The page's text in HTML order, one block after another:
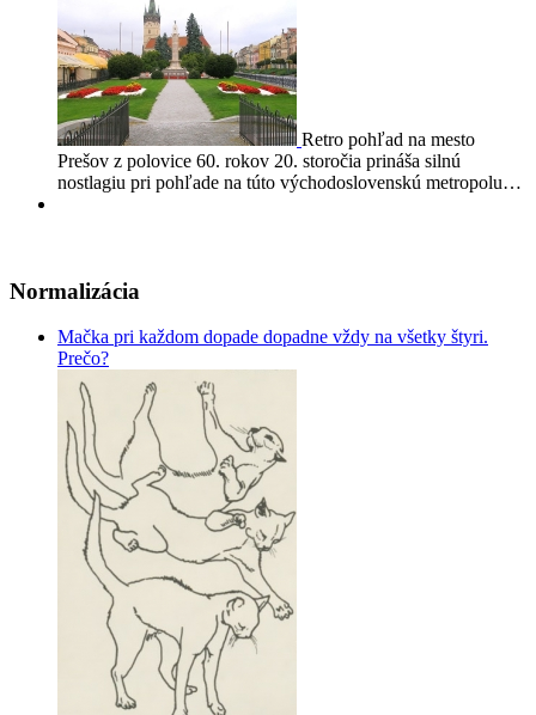
Retro pohľad na mesto
Prešov z polovice 60. rokov 20. storočia prináša silnú
nostlagiu pri pohľade na túto východoslovenskú metropolu…
Normalizácia
Mačka pri každom dopade dopadne vždy na všetky štyri.
Prečo?